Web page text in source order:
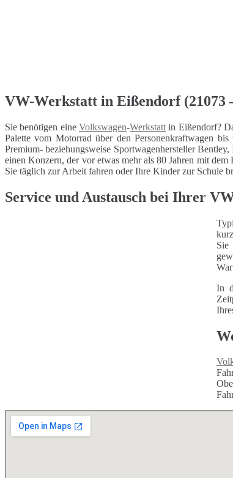
VW-Werkstatt in Eißendorf (21073
Sie benötigen eineVolkswagen-Werkstatt in Eißendorf?
Palette vom Motorrad über den Personenkraftwagen
Premium- beziehungsweise Sportwagenhersteller
einen Konzern, der vor etwas mehr als 80 Jahren mit dem
Sie täglich zur Arbeit fahren oder Ihre Kinder zur Schule
Service und Austausch bei Ihrer
Sie
In